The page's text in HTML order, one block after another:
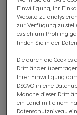
(0)
KAPSELN:x24
Crema und den
für alle
Aroma ist in den
Kapseln sicher
Zubereitung
Einwilligung, Ihr
Website zu
zur Verfügung zu
es sich um Profiling
finden Sie in der
Die durch die Cookies
Drittländer
Ihrer Einwilligung
DSGVO in eine
Manche dieser
ein Land mit einem
Datenschutzniveau